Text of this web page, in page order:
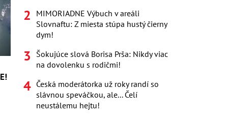
MIMORIADNE Výbuch v areáli
Slovnaftu: Z miesta stúpa hustý čierny
dym!
Šokujúce slová Borisa Prša: Nikdy viac
na dovolenku s rodičmi!
Česká moderátorka už roky randí so
slávnou speváčkou, ale... Čelí
neustálemu hejtu!